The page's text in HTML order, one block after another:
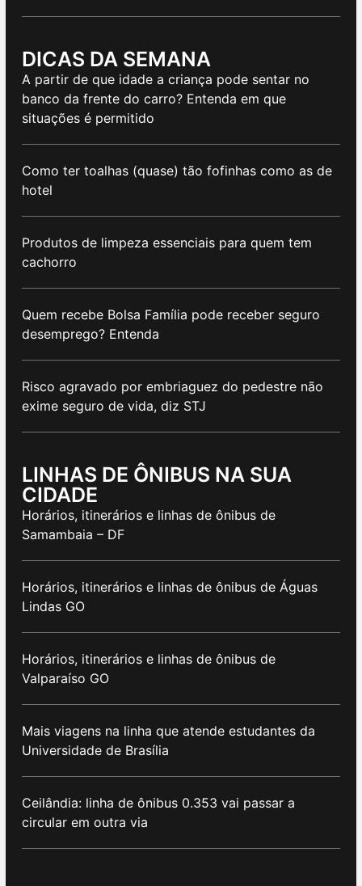
DICAS DA SEMANA
A partir de que idade a criança pode sentar no
banco da frente do carro? Entenda em que
situações é permitido
Como ter toalhas (quase) tão fofinhas como as de
hotel
Produtos de limpeza essenciais para quem tem
cachorro
Quem recebe Bolsa Família pode receber seguro
desemprego? Entenda
Risco agravado por embriaguez do pedestre não
exime seguro de vida, diz STJ
LINHAS DE ÔNIBUS NA SUA
CIDADE
Horários, itinerários e linhas de ônibus de
Samambaia – DF
Horários, itinerários e linhas de ônibus de Águas
Lindas GO
Horários, itinerários e linhas de ônibus de
Valparaíso GO
Mais viagens na linha que atende estudantes da
Universidade de Brasília
Ceilândia: linha de ônibus 0.353 vai passar a
circular em outra via